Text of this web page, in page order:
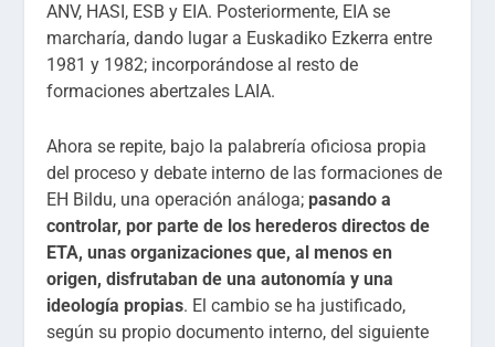
ANV, HASI, ESB y EIA. Posteriormente, EIA se
marcharía, dando lugar a Euskadiko Ezkerra entre
1981 y 1982; incorporándose al resto de
formaciones abertzales LAIA.
Ahora se repite, bajo la palabrería oficiosa propia
del proceso y debate interno de las formaciones de
EH Bildu, una operación análoga;pasando a
controlar, por parte de los herederos directos de
ETA, unas organizaciones que, al menos en
origen, disfrutaban de una autonomía y una
ideología propias. El cambio se ha justificado,
según su propio documento interno, del siguiente